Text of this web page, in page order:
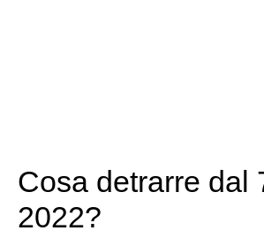
Cosa detrarre dal
2022?